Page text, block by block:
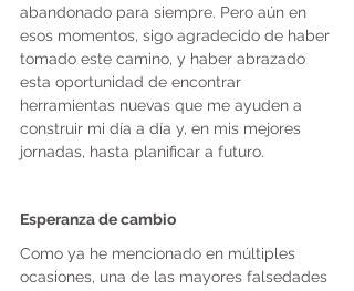
abandonado para siempre. Pero aún en
esos momentos, sigo agradecido de haber
tomado este camino, y haber abrazado
esta oportunidad de encontrar
herramientas nuevas que me ayuden a
construir mi día a día y, en mis mejores
jornadas, hasta planificar a futuro.
Esperanza de cambio
Como ya he mencionado en múltiples
ocasiones, una de las mayores falsedades